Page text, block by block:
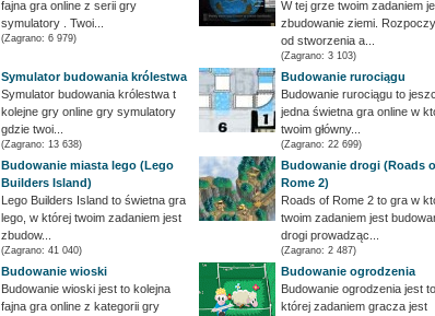
fajna gra online z serii gry
symulatory . Twoi...
(Zagrano: 6 979)
W tej grze twoim zadaniem
zbudowanie ziemi.
od stworzenia a...
(Zagrano: 3 103)
Symulator budowania królestwa
Symulator budowania królestwa t
kolejne gry online gry symulatory
gdzie twoi...
(Zagrano: 13 638)
Budowanie rurociągu
Budowanie rurociągu to
jedna świetna gra online w
twoim główny...
(Zagrano: 22 699)
Budowanie miasta lego (Lego
Builders Island)
Lego Builders Island to świetna gra
lego, w której twoim zadaniem jest
zbudow...
(Zagrano: 41 040)
Budowanie drogi (Roads
Rome 2)
Roads of Rome 2 to gra w
twoim zadaniem jest
drogi prowadząc...
(Zagrano: 2 487)
Budowanie wioski
Budowanie wioski jest to kolejna
fajna gra online z kategorii gry
Budowanie ogrodzenia
Budowanie ogrodzenia jest
której zadaniem gracza jest